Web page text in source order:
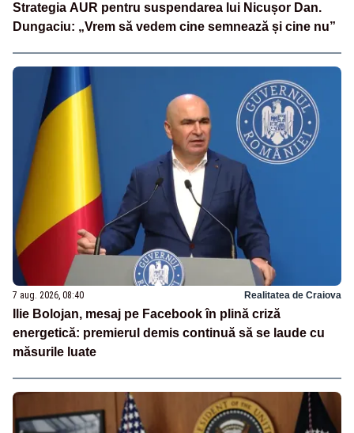
Strategia AUR pentru suspendarea lui Nicușor Dan.
Dungaciu: „Vrem să vedem cine semnează și cine nu”
7 aug. 2026, 08:40 Realitatea de Craiova
Ilie Bolojan, mesaj pe Facebook în plină criză
energetică: premierul demis continuă să se laude cu
măsurile luate